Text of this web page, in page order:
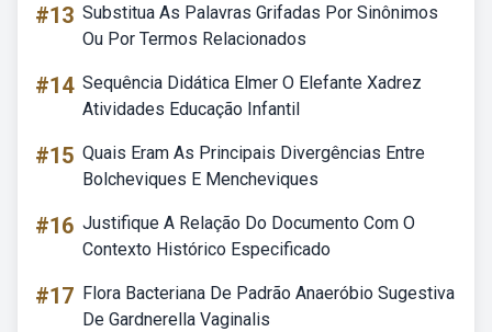
#13 Substitua As Palavras Grifadas Por Sinônimos
Ou Por Termos Relacionados
#14 Sequência Didática Elmer O Elefante Xadrez
Atividades Educação Infantil
#15 Quais Eram As Principais Divergências Entre
Bolcheviques E Mencheviques
#16 Justifique A Relação Do Documento Com O
Contexto Histórico Especificado
#17 Flora Bacteriana De Padrão Anaeróbio Sugestiva
De Gardnerella Vaginalis